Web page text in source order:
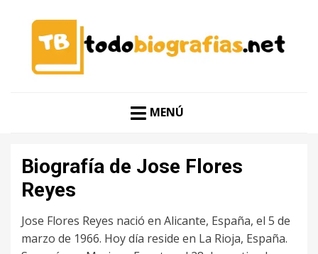
TODO BIOGRAFÍAS
MENÚ
Biografía de Jose Flores
Reyes
Jose Flores Reyes nació en Alicante, España, el 5 de
marzo de 1966. Hoy día reside en La Rioja, España.